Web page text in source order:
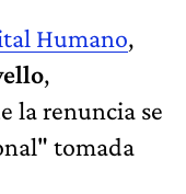
Humano,
,
la renuncia se
tomada